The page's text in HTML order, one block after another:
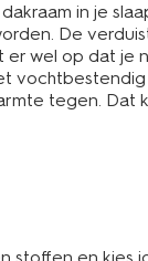
in je
De
wel op dat je
tegen.